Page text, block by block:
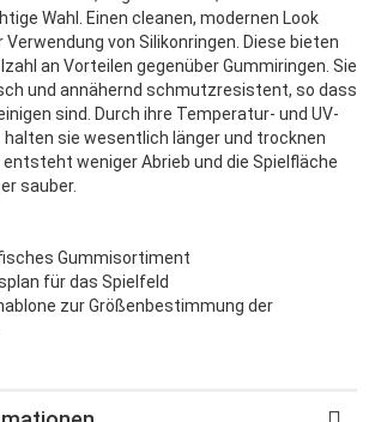
Wahl. Einen cleanen, modernen Look
Verwendung von Silikonringen. Diese bieten
an Vorteilen gegenüber Gummiringen. Sie
und annähernd schmutzresistent, so dass
sind. Durch ihre Temperatur- und UV-
sie wesentlich länger und trocknen
weniger Abrieb und die Spielfläche
sauber.
Gummisortiment
für das Spielfeld
zur Größenbestimmung der